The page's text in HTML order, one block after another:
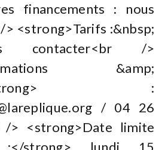
financements : nous
<strong>Tarifs :&nbsp;
contacter<br />
&amp;
strong> :
/ 04 26
> <strong>Date limite
:</strong> lundi 15